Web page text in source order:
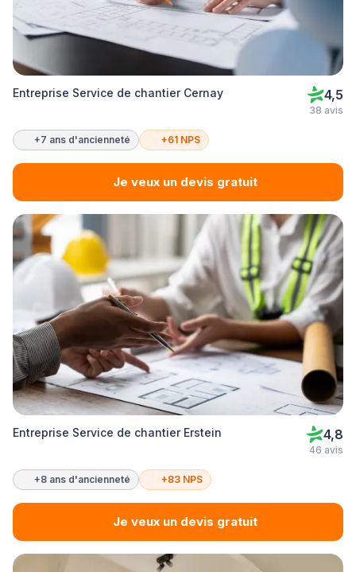
Entreprise Service de chantier Cernay 4,5
38 avis
+7 ans d'ancienneté +61 NPS
Je veux un devis gratuit
Entreprise Service de chantier Erstein 4,8
46 avis
+8 ans d'ancienneté +83 NPS
Je veux un devis gratuit